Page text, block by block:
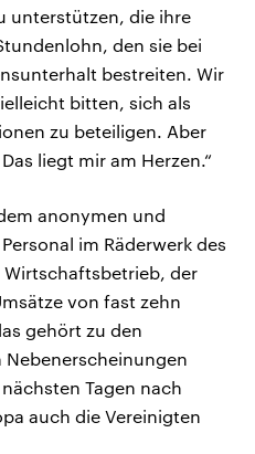
unterstützen, die ihre
den sie bei
bestreiten. Wir
bitten, sich als
zu beteiligen. Aber
liegt mir am Herzen.“
anonymen und
im Räderwerk des
der
von fast zehn
gehört zu den
Tagen nach
auch die Vereinigten